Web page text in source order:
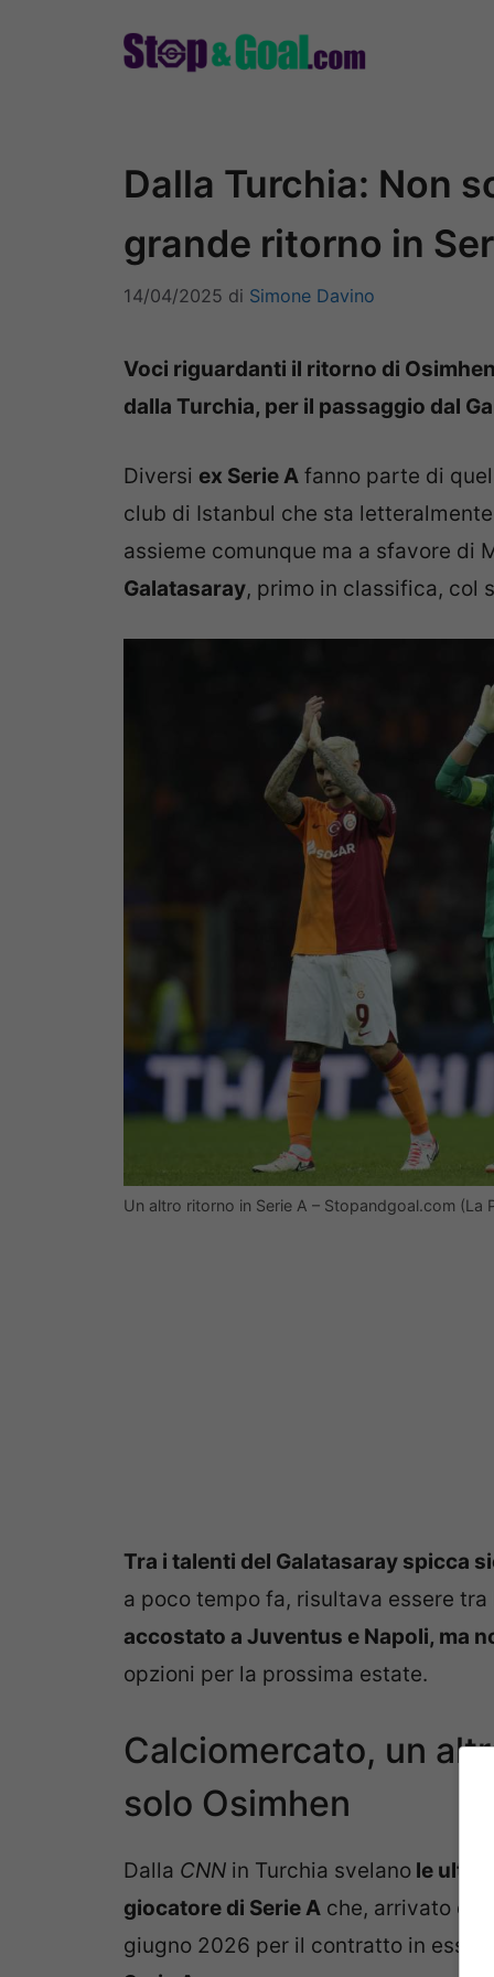
Dalla Turchia: Non
grande ritorno in
14/04/2025 di Simone Davino
Voci riguardanti il ritorno di
dalla Turchia, per il passaggio dal
Diversi ex Serie A fanno parte di
club di Istanbul che sta
assieme comunque ma a sfavore di
Galatasaray, primo in classifica, col
Un altro ritorno in Serie A – Stopandgoal.com (La
Tra i talenti del Galatasaray spicca
a poco tempo fa, risultava essere
accostato a Juventus e Napoli, ma
opzioni per la prossima estate.
Calciomercato, un
solo Osimhen
Dalla CNN in Turchia svelano le
giocatore di Serie A che, arrivato
giugno 2026 per il contratto in